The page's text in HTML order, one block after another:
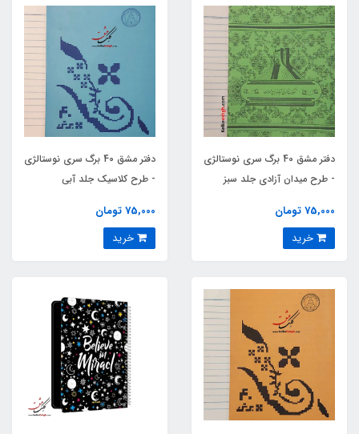
دفتر مشق 40 برگ سری نوستالژی
- طرح میدان آزادی جلد سبز
75,000 تومان
دفتر مشق 40 برگ سری نوستالژی
- طرح کلاسیک جلد آبی
75,000 تومان